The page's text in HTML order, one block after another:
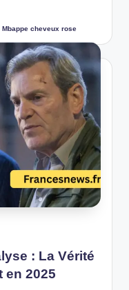
Mbappe cheveux rose
: La Vérité
en 2025